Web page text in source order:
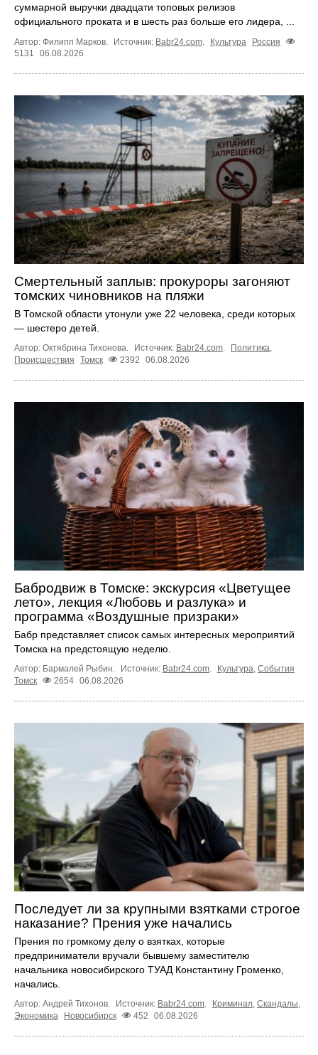
суммарной выручки двадцати топовых релизов
официального проката и в шесть раз больше его лидера, ...
Автор: Филипп Марков. Источник: Babr24.com. Культура
Россия
5131
06.08.2026
Смертельный заплыв: прокуроры загоняют
томских чиновников на пляжи
В Томской области утонули уже 22 человека, среди которых
— шестеро детей.
Автор: Октябрина Тихонова. Источник: Babr24.com. Политика,
Происшествия
Томск 2392 06.08.2026
Бабродвиж в Томске: экскурсия «Цветущее
лето», лекция «Любовь и разлука» и
программа «Воздушные призраки»
Бабр представляет список самых интересных мероприятий
Томска на предстоящую неделю.
Автор: Бармалей Рыбин. Источник: Babr24.com Культура События
Томск
2654 06.08.2026
Последует ли за крупными взятками строгое
наказание? Прения уже начались
Прения по громкому делу о взятках, которые
предприниматели вручали бывшему заместителю
начальника новосибирского ТУАД Константину Громенко,
начались.
Автор: Андрей Тихонов. Источник: Babr24.com Криминал Скандалы
Экономика
Новосибирск 452 06.08.2026